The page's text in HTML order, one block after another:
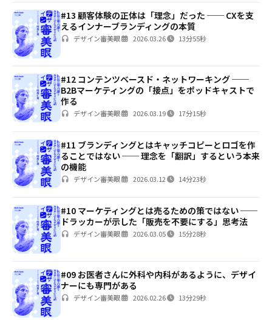
#13 顧客体験の正体は「理念」だった ── CXを支
えるインナーブランディングの本質
デザイン審美眼 2026.03.26 13分55秒
#12 コンテンツベースド・ネットワーキング ──
B2Bマーケティングの「接点」をポッドキャストで
作る
デザイン審美眼 2026.03.19 17分15秒
#11 ブランディングとはキャッチコピーとロゴを作
ることではない ── 理念を「翻訳」するという本来
の機能
デザイン審美眼 2026.03.12 14分23秒
#10 マーケティングとは売るための策ではない ──
ドラッカーが示した「販売を不要にする」思考法
デザイン審美眼 2026.03.05 15分28秒
#09 お医者さんに外科や内科があるように、デザイ
ナーにも専門がある
デザイン審美眼 2026.02.26 13分29秒